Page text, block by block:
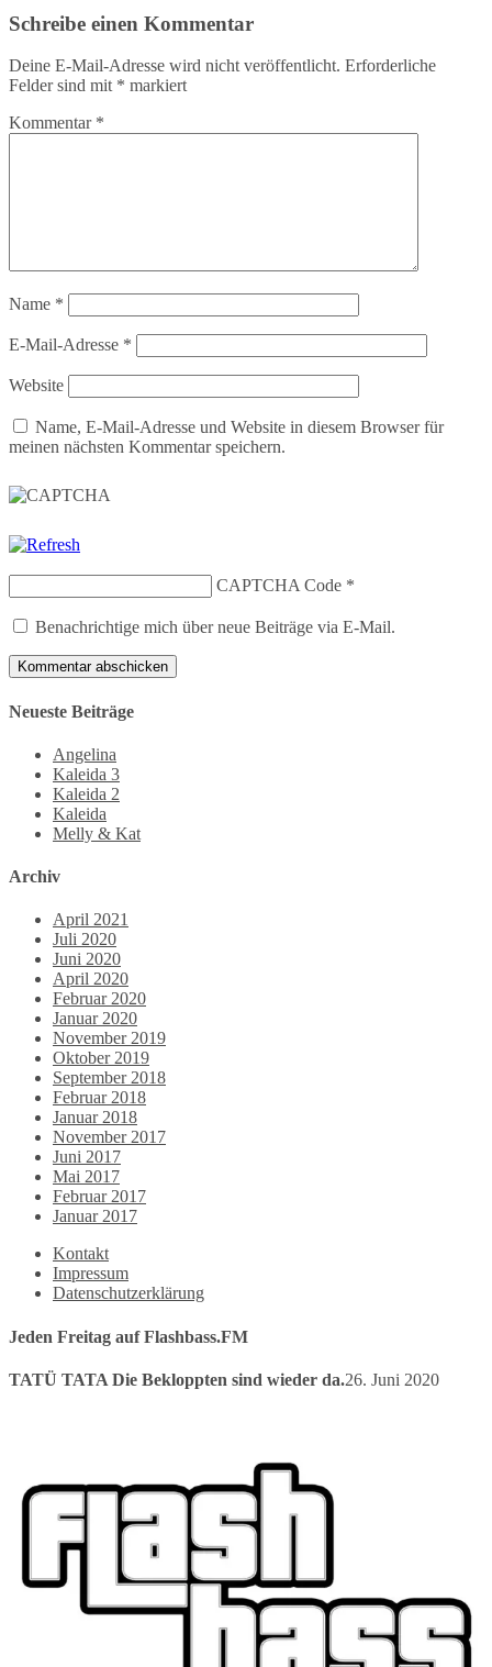
Schreibe einen Kommentar
Deine E-Mail-Adresse wird nicht veröffentlicht. Erforderliche
Felder sind mit * markiert
Kommentar *
Name *
E-Mail-Adresse *
Website
Name, E-Mail-Adresse und Website in diesem Browser für
meinen nächsten Kommentar speichern.
CAPTCHA Code *
Benachrichtige mich über neue Beiträge via E-Mail.
Neueste Beiträge
Angelina
Kaleida 3
Kaleida 2
Kaleida
Melly & Kat
Archiv
April 2021
Juli 2020
Juni 2020
April 2020
Februar 2020
Januar 2020
November 2019
Oktober 2019
September 2018
Februar 2018
Januar 2018
November 2017
Juni 2017
Mai 2017
Februar 2017
Januar 2017
Kontakt
Impressum
Datenschutzerklärung
Jeden Freitag auf Flashbass.FM
TATÜ TATA Die Bekloppten sind wieder da.26. Juni 2020